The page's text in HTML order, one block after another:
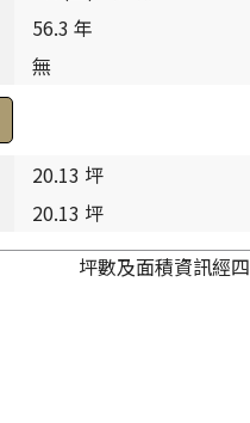
56.3 年
無
20.13 坪
20.13 坪
坪數及面積資訊經